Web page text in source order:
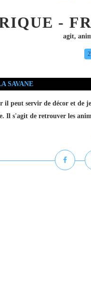
-
agit,
il peut servir de décor et de
Il s'agit de retrouver les